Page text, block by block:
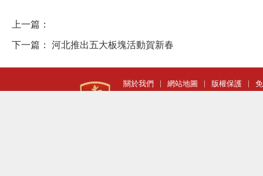
上一篇：
下一篇： 河北推出五大板塊活動賀新春